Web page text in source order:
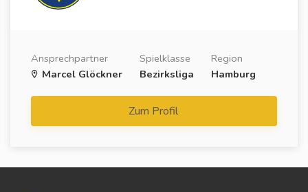
Ansprechpartner
Marcel Glöckner
Spielklasse
Bezirksliga
Region
Hamburg
Zum Profil